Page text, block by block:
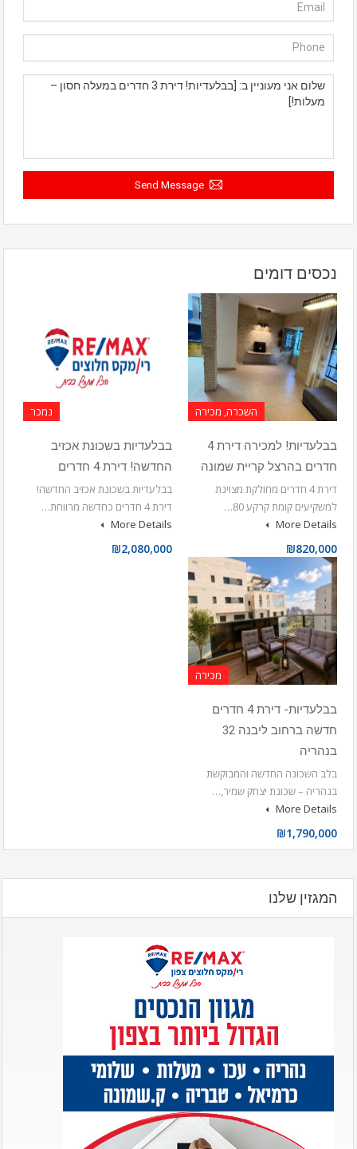
Send Message
נכסים דומים
השכרה, מכירה
בבלעדיות! למכירה דירת 4
חדרים בהרצל קריית שמונה
דירת 4 חדרים מחולקת מצוינת
למשקיעים קומת קרקע 80…
More Details
₪820,000
נמכר
בבלעדיות בשכונת אכזיב
החדשה! דירת 4 חדרים
בבלעדיות בשכונת אכזיב החדשה!
דירת 4 חדרים כחדשה מרווחת…
More Details
₪2,080,000
מכירה
בבלעדיות- דירת 4 חדרים
חדשה ברחוב ליבנה 32
בנהריה
בלב השכונה החדשה והמבוקשת
בנהריה – שכונת יצחק שמיר,…
More Details
₪1,790,000
המגזין שלנו